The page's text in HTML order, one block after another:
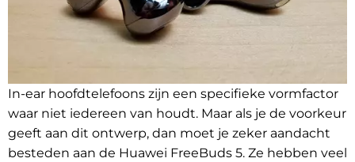
In-ear hoofdtelefoons zijn een specifieke vormfactor
waar niet iedereen van houdt. Maar als je de voorkeur
geeft aan dit ontwerp, dan moet je zeker aandacht
besteden aan de Huawei FreeBuds 5. Ze hebben veel